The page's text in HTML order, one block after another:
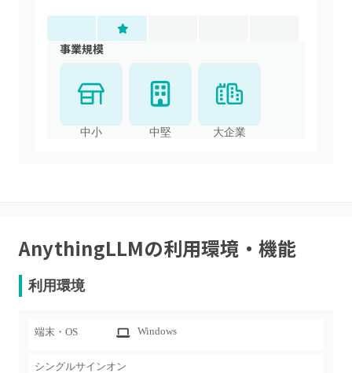
事業規模
中小 中堅 大企業
AnythingLLMの利用環境・機能
利用環境
端末・OS Windows
シングルサインオン